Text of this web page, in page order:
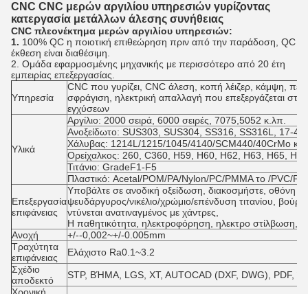
CNC CNC μερών αργιλίου υπηρεσιών γυρίζοντας
κατεργασία μετάλλων άλεσης συνήθειας
CNC πλεονέκτημα μερών αργιλίου υπηρεσιών:
1. 100% QC η ποιοτική επιθεώρηση πριν από την παράδοση, QC
έκθεση είναι διαθέσιμη.
2. Ομάδα εφαρμοσμένης μηχανικής με περισσότερο από 20 έτη
εμπειρίας επεξεργασίας.
Υπηρεσία
CNC που γυρίζει, CNC άλεση, κοπή λέιζερ, κάμψη,
σφράγιση, ηλεκτρική απαλλαγή που επεξεργάζεται
εγχύσεων
Υλικά
Αργίλιο: 2000 σειρά, 6000 σειρές, 7075,5052 κ.λπ.
Ανοξείδωτο: SUS303, SUS304, SS316, SS316L, 17-
Χάλυβας: 1214L/1215/1045/4140/SCM440/40CrMo
Ορείχαλκος: 260, C360, H59, H60, H62, H63, H65,
Τιτάνιο: GradeF1-F5
Πλαστικό: Acetal/POM/PA/Nylon/PC/PMMA το /PVC/
Επεξεργασία
επιφάνειας
Υποβάλτε σε ανοδική οξείδωση, διακοσμήστε, οθόνη
ψευδάργυρος/νικέλιο/χρώμιο/επένδυση τιτανίου,
ντύνεται ανατιναγμένος με χάντρες,
Η παθητικότητα, ηλεκτροφόρηση, ηλεκτρο στίλβωση,
Ανοχή
+/--0,002~+/-0.005mm
Τραχύτητα
επιφάνειας
Ελάχιστο Ra0.1~3.2
Σχέδιο
αποδεκτό
STP, ΒΉΜΑ, LGS, XT, AUTOCAD (DXF, DWG), PDF,